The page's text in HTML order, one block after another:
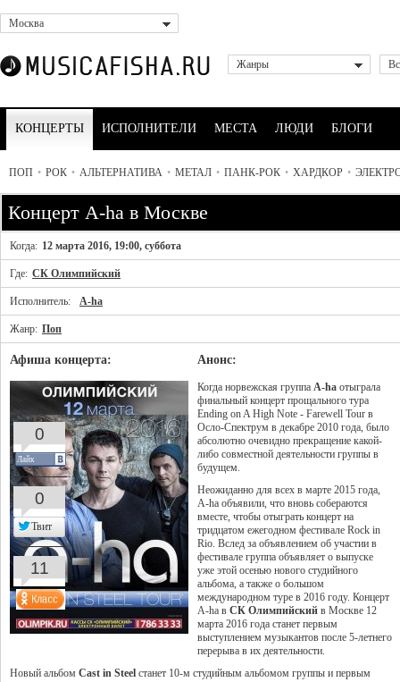
Москва
Жанры
КОНЦЕРТЫ ИСПОЛНИТЕЛИ МЕСТА ЛЮДИ БЛОГИ
ПОП • РОК • АЛЬТЕРНАТИВА • МЕТАЛ • ПАНК-РОК • ХАРДКОР •
Концерт A-ha в Москве
Когда: 12 марта 2016, 19:00, суббота
Где: СК Олимпийский
Исполнитель: A-ha
Жанр: Поп
Афиша концерта: Анонс:
Когда норвежская группа A-ha отыграла
финальный концерт прощального тура
Ending on A High Note - Farewell Tour в
Осло-Спектрум в декабре 2010 года, было
абсолютно очевидно прекращение какой-
либо совместной деятельности группы в
будущем.
Неожиданно для всех в марте 2015 года,
A-ha объявили, что вновь собераются
вместе, чтобы отыграть концерт на
тридцатом ежегодном фестивале Rock in
Rio. Вслед за объявлением об участии в
фестивале группа объявляет о выпуске
уже этой осенью нового студийного
альбома, а также о большом
международном туре в 2016 году. Концерт
A-ha в СК Олимпийский в Москве 12
марта 2016 года станет первым
выступлением музыкантов после 5-летнего
перерыва в их деятельности.
Новый альбом Cast in Steel станет 10-м студийным альбомом группы и первым
0
Лайк
0
Твит
11